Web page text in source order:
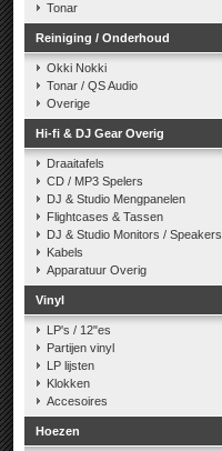
Tonar
Reiniging / Onderhoud
Okki Nokki
Tonar / QS Audio
Overige
Hi-fi & DJ Gear Overig
Draaitafels
CD / MP3 Spelers
DJ & Studio Mengpanelen
Flightcases & Tassen
DJ & Studio Monitors / Speakers
Kabels
Apparatuur Overig
Vinyl
LP's / 12"es
Partijen vinyl
LP lijsten
Klokken
Accesoires
Hoezen